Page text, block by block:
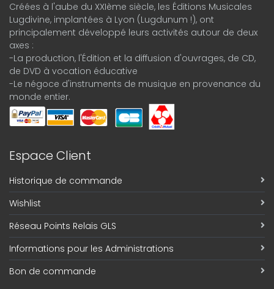
Créées à l'aube du XXIème siècle, les Éditions Musicales
Lugdivine, implantées à Lyon (Lugdunum !), ont
principalement développé leurs activités autour de deux
axes :
-La production, l'Édition et la diffusion d'ouvrages, de CD,
de DVD à vocation éducative
-Le négoce d'instruments de musique en provenance du
monde entier.
Espace Client
Historique de commande
Wishlist
Réseau Points Relais GLS
Informations pour les Administrations
Bon de commande